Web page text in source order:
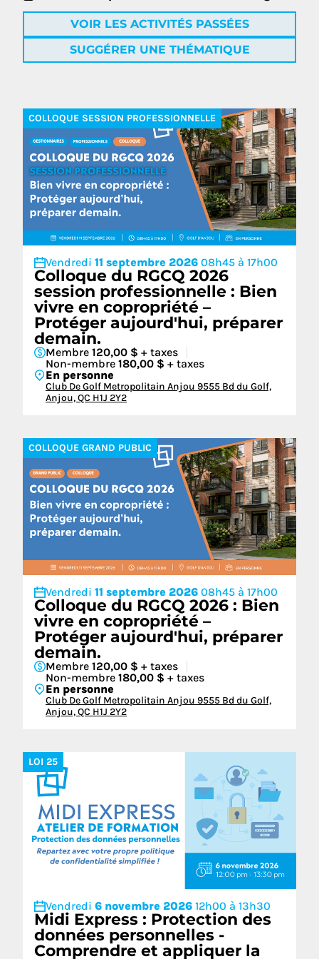
VOIR LES ACTIVITÉS PASSÉES
SUGGÉRER UNE THÉMATIQUE
COLLOQUE SESSION PROFESSIONNELLE
Vendredi 11 septembre 2026 08h45 à 17h00
Colloque du RGCQ 2026
session professionnelle : Bien
vivre en copropriété –
Protéger aujourd'hui, préparer
demain.
Membre 120,00 $ + taxes
Non-membre 180,00 $ + taxes
En personne
Club De Golf Metropolitain Anjou 9555 Bd du Golf,
Anjou, QC H1J 2Y2
COLLOQUE GRAND PUBLIC
Vendredi 11 septembre 2026 08h45 à 17h00
Colloque du RGCQ 2026 : Bien
vivre en copropriété –
Protéger aujourd'hui, préparer
demain.
Membre 120,00 $ + taxes
Non-membre 180,00 $ + taxes
En personne
Club De Golf Metropolitain Anjou 9555 Bd du Golf,
Anjou, QC H1J 2Y2
LOI 25
Vendredi 6 novembre 2026 12h00 à 13h30
Midi Express : Protection des
données personnelles -
Comprendre et appliquer la